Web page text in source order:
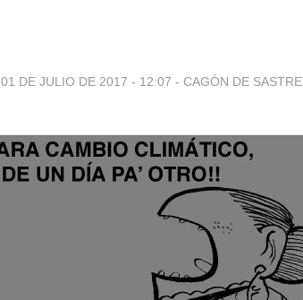
01 DE JULIO DE 2017 - 12:07 - CAGÓN DE SASTRE